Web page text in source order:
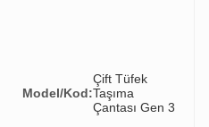
Model/Kod:
Çift Tüfek
Taşıma
Çantası Gen 3